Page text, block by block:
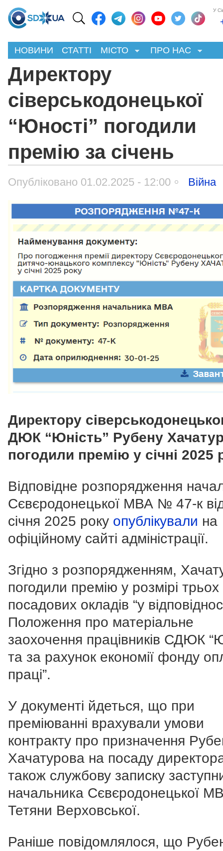
У
НОВИНИ СТАТТІ МІСТО ПРО НАС
Директору
сіверськодонецької
“Юності” погодили
премію за січень
Опубліковано 01.02.2025 - 12:00 Війна
Директору
ДЮК “Юність” Рубену
погодили премію у січні 2025
Відповідне розпорядження
Сєвєродонецької МВА № 47-к
січня 2025 року опублікували на
офіційному сайті адміністрації.
Згідно з розпорядженням,
погодили премію у розмірі трьох
посадових окладів “у
Положення про матеріальне
заохочення працівників СДЮК
та за рахунок економії фонду
праці”.
У документі йдеться, що при
преміюванні врахували умови
контракту про призначення
Хачатурова на посаду
також службову записку
начальника Сєвєродонецької
Тетяни Верховської.
Раніше повідомлялося, що